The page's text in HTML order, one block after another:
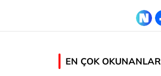
EN ÇOK OKUNANLAR